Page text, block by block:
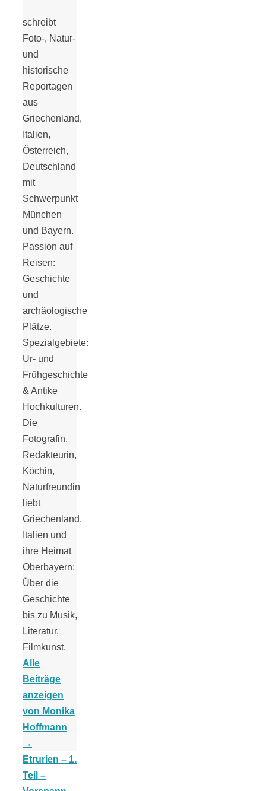
schreibt
Foto-, Natur-
und
historische
Reportagen
aus
Griechenland,
Italien,
Österreich,
Deutschland
mit
Schwerpunkt
München
und Bayern.
Passion auf
Reisen:
Geschichte
und
archäologische
Plätze.
Spezialgebiete:
Ur- und
Frühgeschichte
& Antike
Hochkulturen.
Die
Fotografin,
Redakteurin,
Köchin,
Naturfreundin
liebt
Griechenland,
Italien und
ihre Heimat
Oberbayern:
Über die
Geschichte
bis zu Musik,
Literatur,
Filmkunst.
Alle
Beiträge
anzeigen
von Monika
Hoffmann
→
Etrurien – 1.
Teil –